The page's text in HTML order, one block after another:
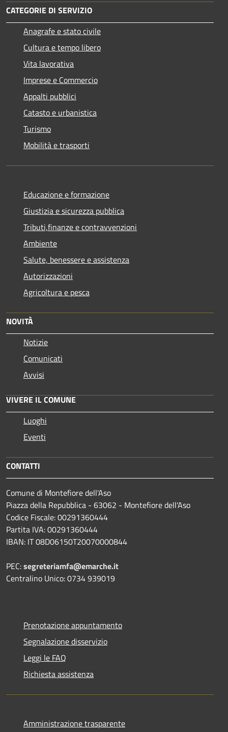
CATEGORIE DI SERVIZIO
Anagrafe e stato civile
Cultura e tempo libero
Vita lavorativa
Imprese e Commercio
Appalti pubblici
Catasto e urbanistica
Turismo
Mobilità e trasporti
Educazione e formazione
Giustizia e sicurezza pubblica
Tributi,finanze e contravvenzioni
Ambiente
Salute, benessere e assistenza
Autorizzazioni
Agricoltura e pesca
NOVITÀ
Notizie
Comunicati
Avvisi
VIVERE IL COMUNE
Luoghi
Eventi
CONTATTI
Comune di Montefiore dell'Aso
Piazza della Repubblica - 63062 - Montefiore dell'Aso
Codice Fiscale: 00291360444
Partita IVA: 00291360444
IBAN: IT 08D06150T20070000844
PEC:segreteriamfa@emarche.it
Centralino Unico: 0734 939019
Prenotazione appuntamento
Segnalazione disservizio
Leggi le FAQ
Richiesta assistenza
Amministrazione trasparente